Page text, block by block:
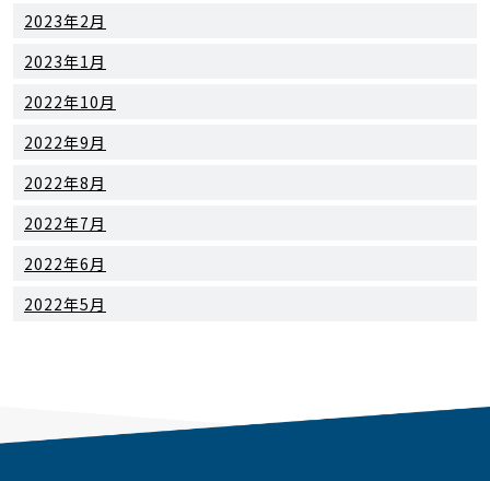
2023年2月
2023年1月
2022年10月
2022年9月
2022年8月
2022年7月
2022年6月
2022年5月